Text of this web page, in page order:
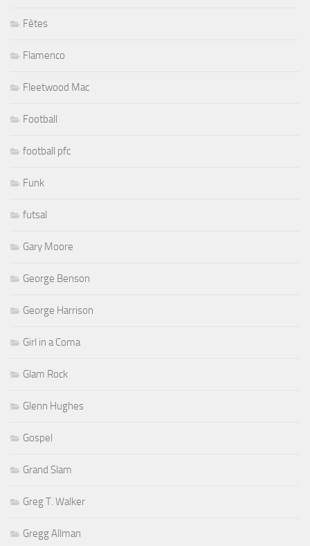
Fêtes
Flamenco
Fleetwood Mac
Football
football pfc
Funk
futsal
Gary Moore
George Benson
George Harrison
Girl in a Coma
Glam Rock
Glenn Hughes
Gospel
Grand Slam
Greg T. Walker
Gregg Allman